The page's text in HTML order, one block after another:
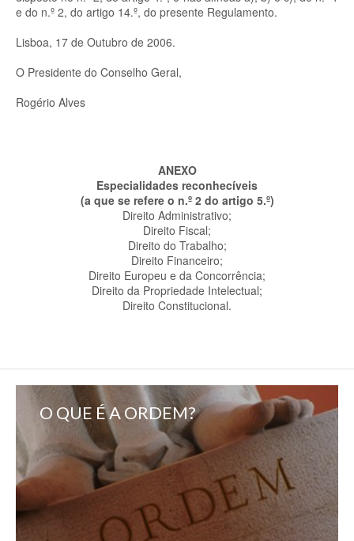
e do n.º 2, do artigo 14.º, do presente Regulamento.
Lisboa, 17 de Outubro de 2006.
O Presidente do Conselho Geral,
Rogério Alves
ANEXO
Especialidades reconhecíveis
(a que se refere o n.º 2 do artigo 5.º)
Direito Administrativo;
Direito Fiscal;
Direito do Trabalho;
Direito Financeiro;
Direito Europeu e da Concorrência;
Direito da Propriedade Intelectual;
Direito Constitucional.
O QUE É A ORDEM?